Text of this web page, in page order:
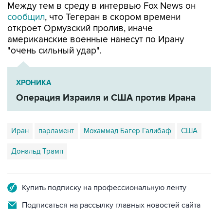
Между тем в среду в интервью Fox News он
сообщил, что Тегеран в скором времени
откроет Ормузский пролив, иначе
американские военные нанесут по Ирану
"очень сильный удар".
ХРОНИКА
Операция Израиля и США против Ирана
Иран парламент Мохаммад Багер Галибаф США
Дональд Трамп
Купить подписку на профессиональную ленту
Подписаться на рассылку главных новостей сайта